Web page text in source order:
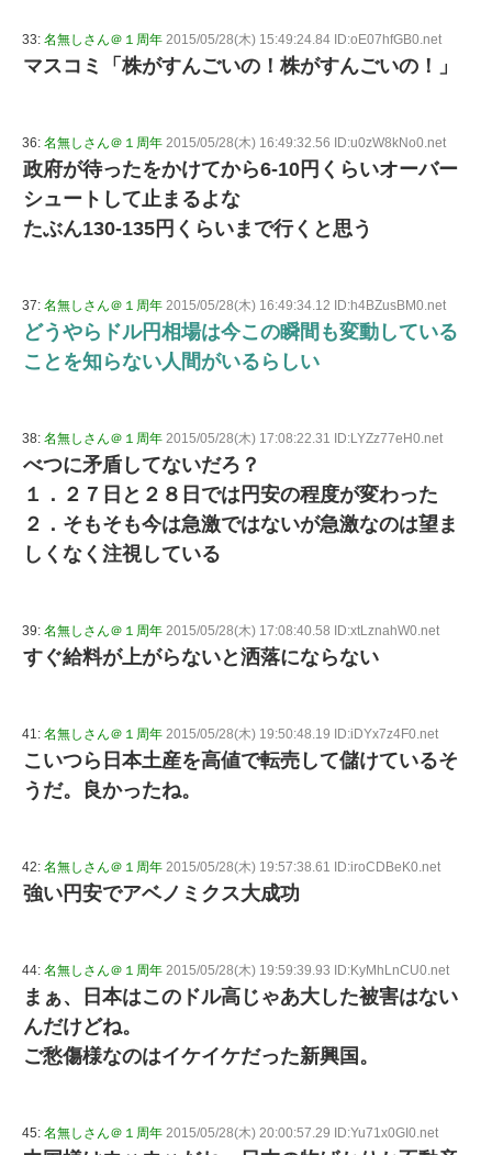
33: 名無しさん＠１周年 2015/05/28(木) 15:49:24.84 ID:oE07hfGB0.net
マスコミ「株がすんごいの！株がすんごいの！」
36: 名無しさん＠１周年 2015/05/28(木) 16:49:32.56 ID:u0zW8kNo0.net
政府が待ったをかけてから6-10円くらいオーバー
シュートして止まるよな
たぶん130-135円くらいまで行くと思う
37: 名無しさん＠１周年 2015/05/28(木) 16:49:34.12 ID:h4BZusBM0.net
どうやらドル円相場は今この瞬間も変動している
ことを知らない人間がいるらしい
38: 名無しさん＠１周年 2015/05/28(木) 17:08:22.31 ID:LYZz77eH0.net
べつに矛盾してないだろ？
１．２７日と２８日では円安の程度が変わった
２．そもそも今は急激ではないが急激なのは望ま
しくなく注視している
39: 名無しさん＠１周年 2015/05/28(木) 17:08:40.58 ID:xtLznahW0.net
すぐ給料が上がらないと洒落にならない
41: 名無しさん＠１周年 2015/05/28(木) 19:50:48.19 ID:iDYx7z4F0.net
こいつら日本土産を高値で転売して儲けているそ
うだ。良かったね。
42: 名無しさん＠１周年 2015/05/28(木) 19:57:38.61 ID:iroCDBeK0.net
強い円安でアベノミクス大成功
44: 名無しさん＠１周年 2015/05/28(木) 19:59:39.93 ID:KyMhLnCU0.net
まぁ、日本はこのドル高じゃあ大した被害はない
んだけどね。
ご愁傷様なのはイケイケだった新興国。
45: 名無しさん＠１周年 2015/05/28(木) 20:00:57.29 ID:Yu71x0GI0.net